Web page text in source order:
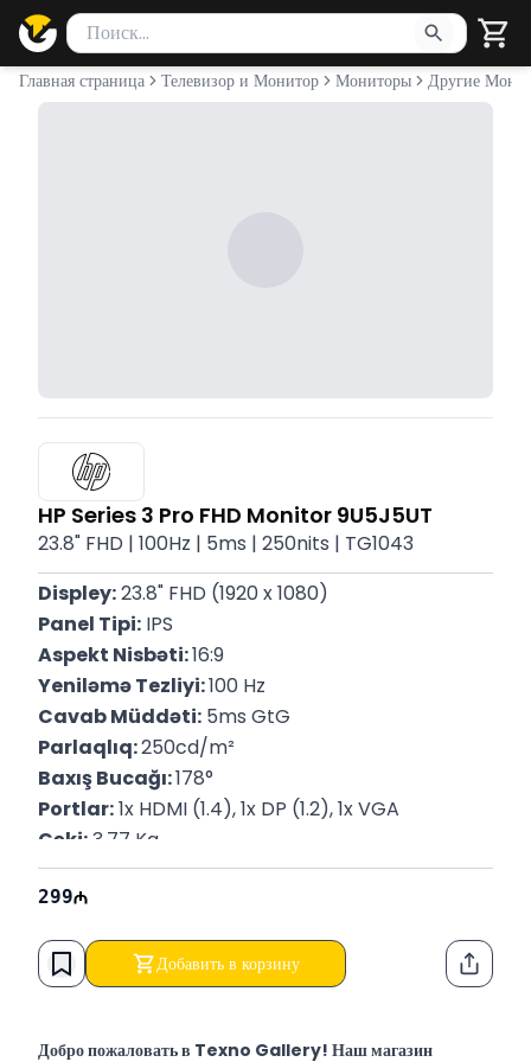
Поиск товаров
Введите минимум 2 символа для поиска. Нажмите Enter
Главная страница Телевизор и Монитор Мониторы Другие
HP Series 3 Pro FHD Monitor 9U5J5UT
23.8" FHD | 100Hz | 5ms | 250nits | TG1043
Displey: 23.8" FHD (1920 x 1080)
Panel Tipi: IPS
Aspekt Nisbəti: 16:9
Yeniləmə Tezliyi: 100 Hz
Cavab Müddəti: 5ms GtG
Parlaqlıq: 250cd/m²
Baxış Bucağı: 178°
Portlar: 1x HDMI (1.4), 1x DP (1.2), 1x VGA
Çəki: 3.77 Kq
P/N: 9U5J5UT
Zəmanət:
299
Добавить в корзину
Добро пожаловать в Texno Gallery! Наш магазин